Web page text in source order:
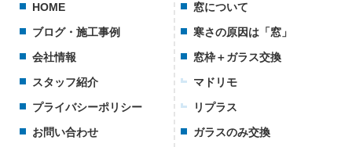
HOME
ブログ・施工事例
会社情報
スタッフ紹介
プライバシーポリシー
お問い合わせ
窓について
寒さの原因は「窓」
窓枠＋ガラス交換
マドリモ
リプラス
ガラスのみ交換